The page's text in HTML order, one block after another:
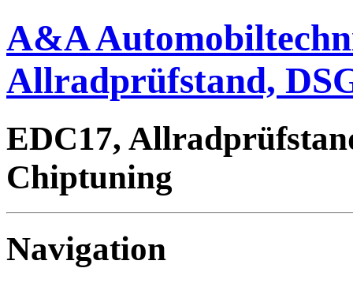
A&A
Allradprüfstand,
EDC17,
Chiptuning
Navigation